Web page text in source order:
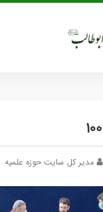
مدیر کل سایت حوزه علمیه